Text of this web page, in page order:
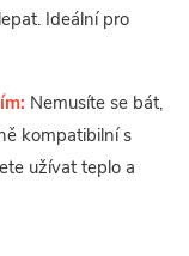
Ideální pro
Nemusíte se bát,
kompatibilní s
užívat teplo a